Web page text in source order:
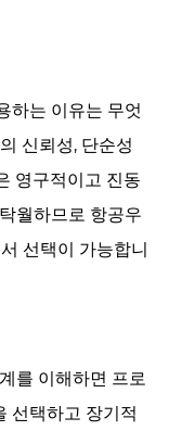
하는 이유는 무엇
신뢰성, 단순성
영구적이고 진동
월하므로 항공우
선택이 가능합니
를 이해하면 프로
선택하고 장기적